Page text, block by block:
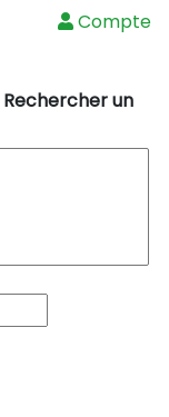
Compte
Rechercher un